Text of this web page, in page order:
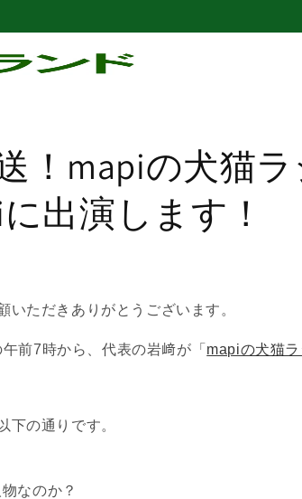
！mapiの犬猫
出演します！
いただきありがとうございます。
前7時から、代表の岩﨑が「 mapiの犬猫
下の通りです。
なのか？